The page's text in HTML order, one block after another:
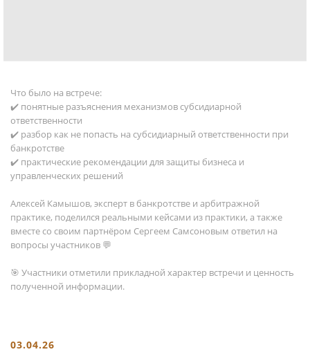
Что было на встрече:
✔️ понятные разъяснения механизмов субсидиарной
ответственности
✔️ разбор как не попасть на субсидиарный ответственности при
банкротстве
✔️ практические рекомендации для защиты бизнеса и
управленческих решений
Алексей Камышов, эксперт в банкротстве и арбитражной
практике, поделился реальными кейсами из практики, а также
вместе со своим партнёром Сергеем Самсоновым ответил на
вопросы участников 💬
🎯 Участники отметили прикладной характер встречи и ценность
полученной информации.
03.04.26